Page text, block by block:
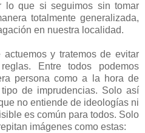
lo que si seguimos sin tomar
totalmente generalizada,
en nuestra localidad.
y tratemos de evitar
Entre todos podemos
persona como a la hora de
de imprudencias. Solo así
no entiende de ideologías ni
es común para todos. Solo
imágenes como estas: